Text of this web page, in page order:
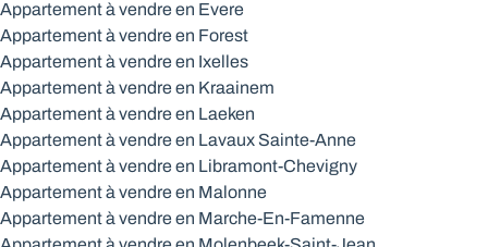
Appartement à vendre en Evere
Appartement à vendre en Forest
Appartement à vendre en Ixelles
Appartement à vendre en Kraainem
Appartement à vendre en Laeken
Appartement à vendre en Lavaux Sainte-Anne
Appartement à vendre en Libramont-Chevigny
Appartement à vendre en Malonne
Appartement à vendre en Marche-En-Famenne